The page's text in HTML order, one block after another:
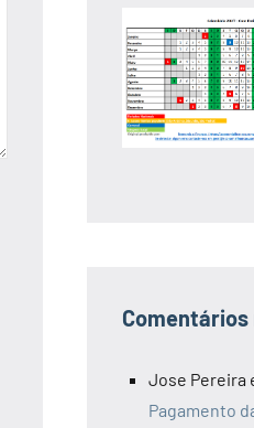
Jose Pereira
Pagamento